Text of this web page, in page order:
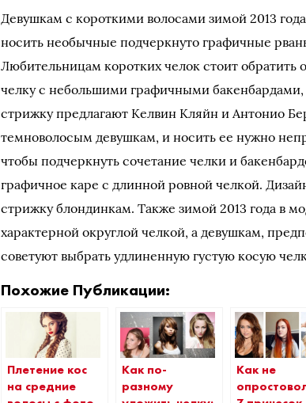
Девушкам с короткими волосами зимой 2013
носить необычные подчеркнуто графичные
Любительницам коротких челок стоит
челку с небольшими графичными
стрижку предлагают Келвин Кляйн и Антонио
темноволосым девушкам, и носить ее нужно
чтобы подчеркнуть сочетание челки и
графичное каре с длинной ровной челкой.
стрижку блондинкам. Также зимой 2013 года в
характерной округлой челкой, а девушкам,
советуют выбрать удлиненную густую косую
Похожие Публикации:
Плетение кос
на средние
Как по-
разному
Как не